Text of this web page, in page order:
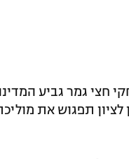
חצי גמר גביע
ראשון לציון תפגוש